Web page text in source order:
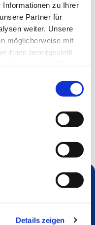
Informationen zu Ihrer
Partner für
weiter. Unsere
möglicherweise mit
ihnen bereitgestellt
Details zeigen